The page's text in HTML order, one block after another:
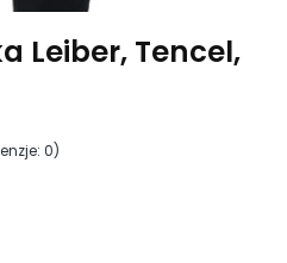
Leiber, Tencel,
0)